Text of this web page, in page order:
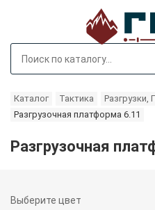
Каталог Тактика
Разгрузки,
Разгрузочная платформа 6.11
Разгрузочная
Выберите цвет